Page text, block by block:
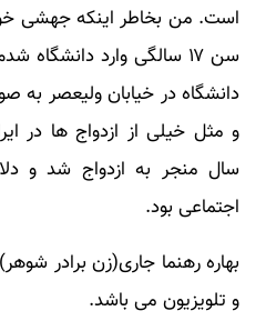
سن ۱۷ سالگی وارد
دانشگاه در خیابان ولیعصر به
و مثل خیلی از ازدواج ها در
سال منجر به ازدواج شد و
اجتماعی بود.
بهاره رهنما جاری(زن برادر
و تلویزیون می باشد.